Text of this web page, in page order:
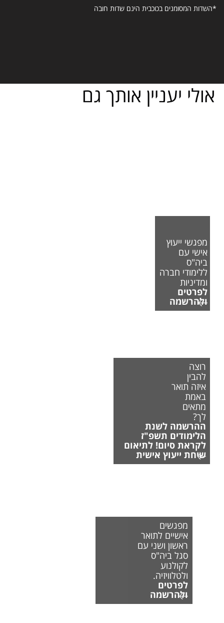
*השדות המסומנים בכוכבית הינם שדות חובה
אולי יעניין אותך גם
מפגשי ייעוץ
אישי עם
ביה"ס
ללימודי חברה
ומדיניות
לפרטים
ולהרשמה
רוצה
להבין
איזה תואר
באמת
מתאים
לך?
ההרשמה לשנת
הלימודים תשפ"ז
לקראת סיום! לתיאום
שיחת ייעוץ אישית
מפגשים
אישיים לתואר
ראשון ושני עם
סגל ביה"ס
לקולנוע
ולטלוויזיה.
לפרטים
ולהרשמה